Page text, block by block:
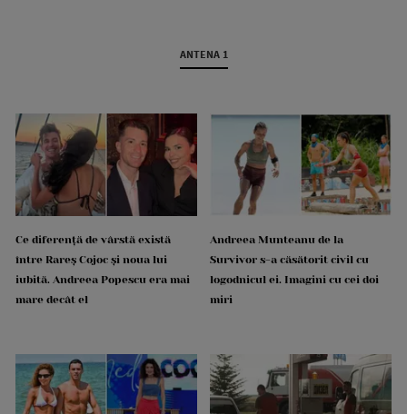
ANTENA 1
Ce diferență de vârstă există
între Rareș Cojoc și noua lui
iubită. Andreea Popescu era mai
mare decât el
Andreea Munteanu de la
Survivor s-a căsătorit civil cu
logodnicul ei. Imagini cu cei doi
miri